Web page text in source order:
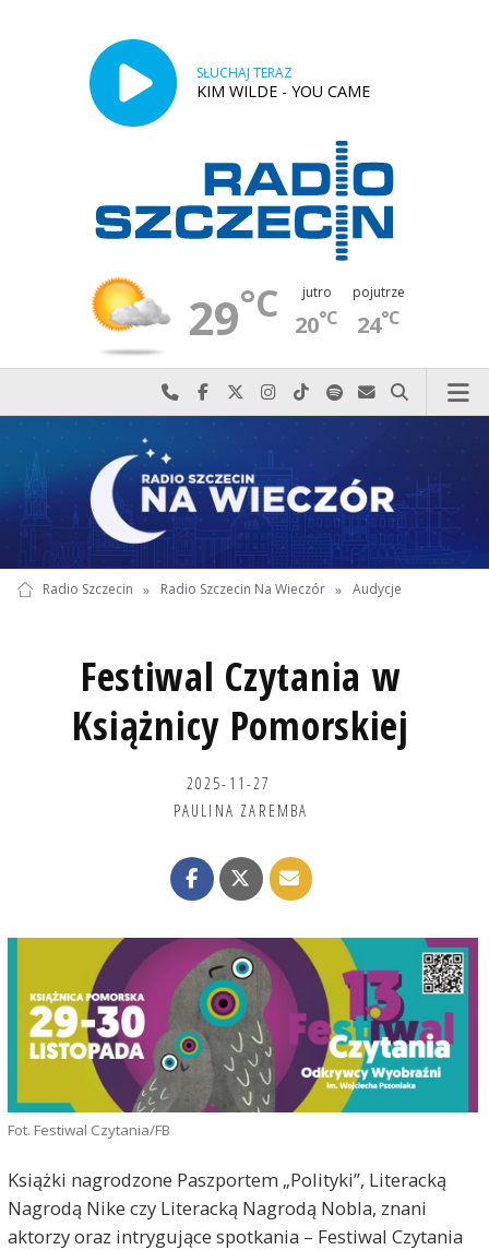
SŁUCHAJ TERAZ
KIM WILDE - YOU CAME
29°C jutro
20°C
pojutrze
24°C
Najlepiej po prostu do nas zadzwoń
Odwiedź nas na Facebook-u
Odwiedź nas na X
Odwiedź nas na Instagram-ie
Odwiedź nas na TikTok-u
Szukaj nas na Spotify
Wyślij do nas
Szukaj
Radio Szczecin » Radio Szczecin Na Wieczór » Audycje
Festiwal Czytania w
Książnicy Pomorskiej
2025-11-27
PAULINA ZAREMBA
Fot. Festiwal Czytania/FB
Książki nagrodzone Paszportem „Polityki”, Literacką
Nagrodą Nike czy Literacką Nagrodą Nobla, znani
aktorzy oraz intrygujące spotkania – Festiwal Czytania